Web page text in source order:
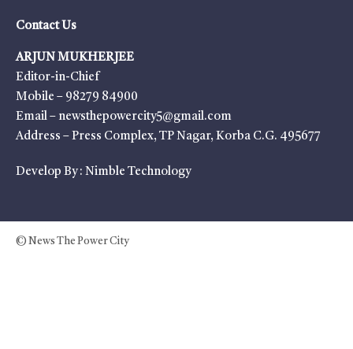
Contact Us
ARJUN MUKHERJEE
Editor-in-Chief
Mobile – 98279 84900
Email – newsthepowercity5@gmail.com
Address – Press Complex, TP Nagar, Korba C.G. 495677
Develop By : Nimble Technology
© News The Power City